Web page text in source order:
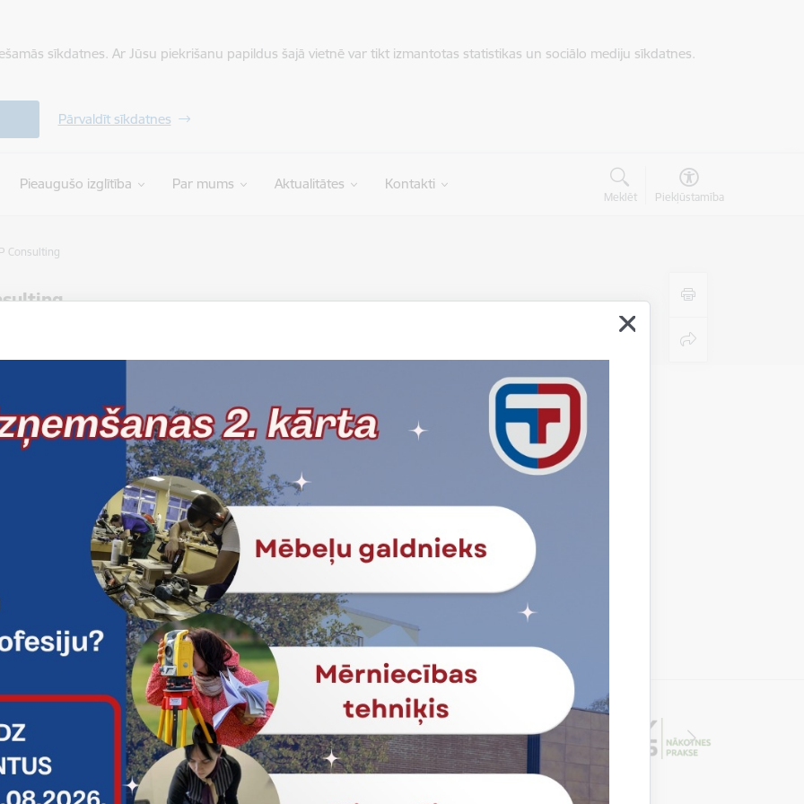
sīkdatnes. Ar Jūsu piekrišanu papildus šajā vietnē var tikt izmantotas statistikas un sociālo mediju sīkdatnes.
Pārvaldīt sīkdatnes
Pieaugušo izglītība Par mums Aktualitātes Kontakti
Meklēt Piekļūstamība
Consulting
valdes loceklis Kaspars Urbanovičs
Reģ.Nr.: 40103376798
adrese: Ezītis 381, Pēternieki, Olaines pagasts, Olaines novads, LV-2127
+371 29193339 Būvdarbi